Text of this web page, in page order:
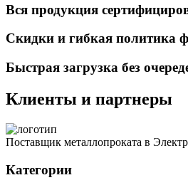
Вся продукция
Скидки и гибкая политика
Быстрая загрузка без
Клиенты и партнеры
Поставщик металлопроката в
Категории